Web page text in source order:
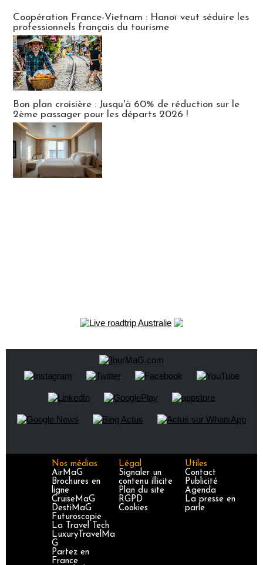
Coopération France-Vietnam : Hanoï veut séduire les
professionnels français du tourisme
Bon plan croisière : Jusqu'à 60% de réduction sur le
2ème passager pour les départs 2026 !
Nos médias
AirMaG
Brochures en
ligne
CruiseMaG
DestiMaG
Futuroscopie
La Travel Tech
LuxuryTravelMa
G
Partez en
France
Légal
Signaler un
contenu illicite
Plan du site
RGPD
Cookies
Utiles
Contact
Publicité
Agenda
La presse en
parle